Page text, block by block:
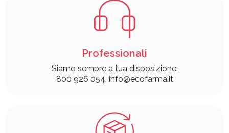
Professionali
Siamo sempre a tua disposizione:
800 926 054, info@ecofarma.it